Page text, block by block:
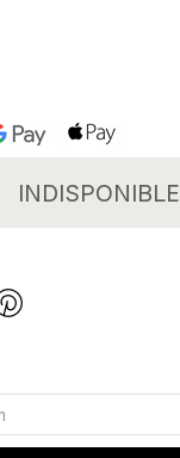
INDISPONIBLE